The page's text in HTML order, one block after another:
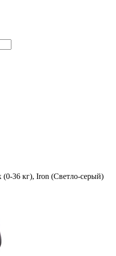
(0-36 кг), Iron (Светло-серый)